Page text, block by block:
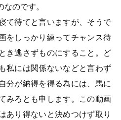
のです。
て待てと言いますが、そうで
をしっかり練ってチャンス待
き逃さずものにすること。ど
私には関係ないなどと言わず
分が納得を得る為には、馬に
みろとも申します。この動画
あり得ないと決めつけず取り